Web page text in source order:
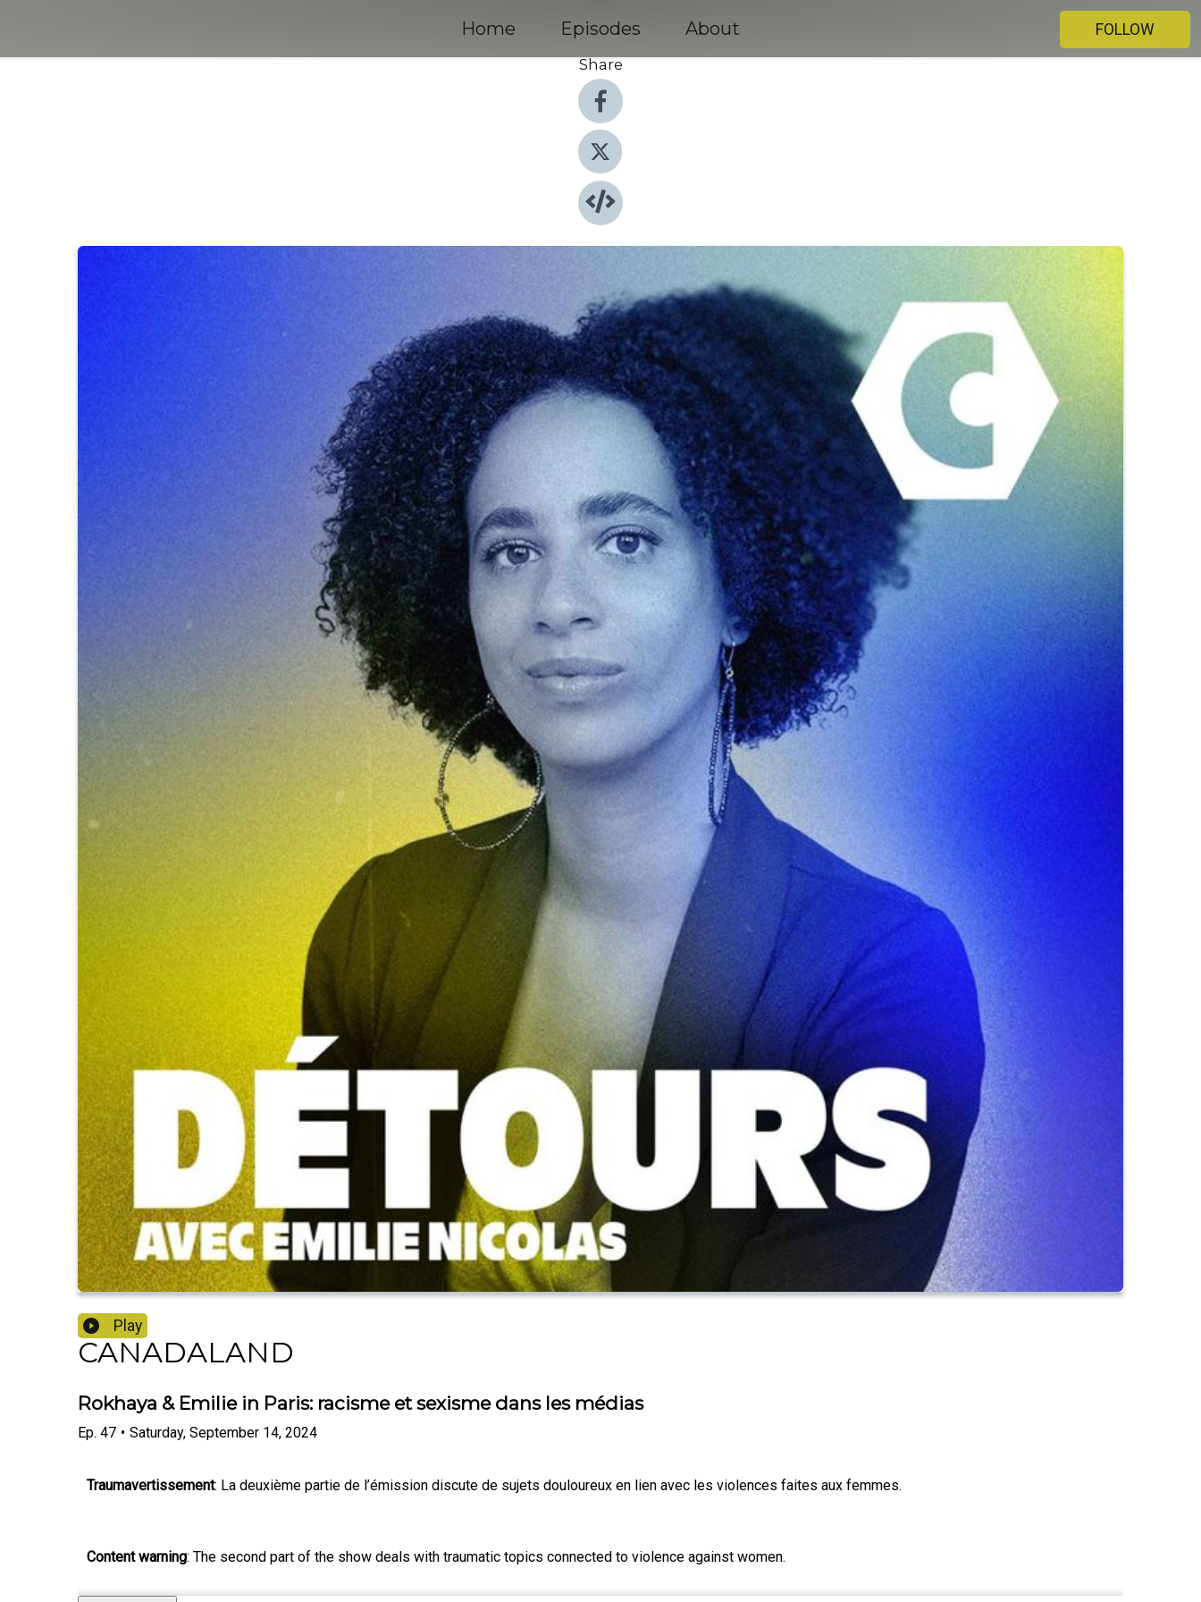
Home Episodes About
FOLLOW
Share
Play
CANADALAND
Rokhaya & Emilie in Paris: racisme et sexisme dans les médias
Ep. 47 • Saturday, September 14, 2024
Traumavertissement: La deuxième partie de l’émission discute de sujets douloureux en lien avec les violences faites aux femmes.
Content warning: The second part of the show deals with traumatic topics connected to violence against women.